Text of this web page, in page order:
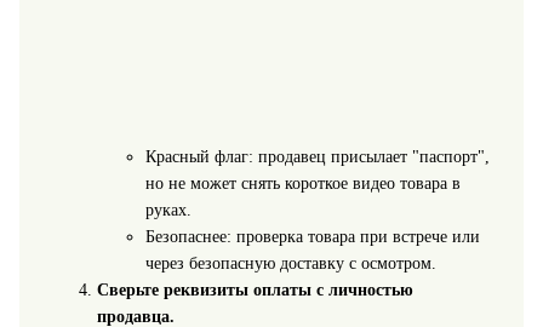
Красный флаг: продавец присылает "паспорт",
но не может снять короткое видео товара в
руках.
Безопаснее: проверка товара при встрече или
через безопасную доставку с осмотром.
Сверьте реквизиты оплаты с личностью
продавца.